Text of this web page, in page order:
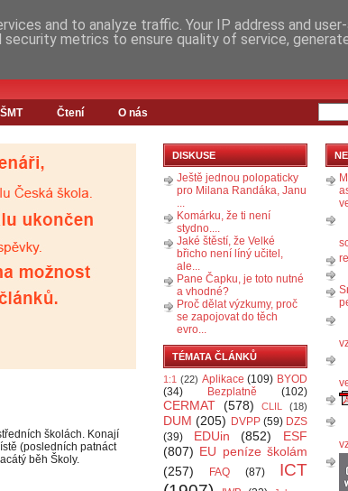
Čtení O nás
školách. Konají
(posledních patnáct
běh Školy.
DISKUSE
Ještě jednou polopaticky
pro Milana Randáka, Janu
...
Komárku, že ti není
stydno....
Jaké štěstí, že Velké
břicho není líný učitel,
ale...
Pane Čapku, je toto nutné
a vhodné?
Proč dělat výzkumy, proč
se zapojovat do těch
evro...
TÉMATA ČLÁNKŮ
1:1 (22) Aplikace (109) BYOD
(34)
Bezplatně (102)
CERMAT (578) CLIL (18)
DUM (205) DVPP (59) DZS
(39)
EDUin (852)
ESF
(807) EU peníze školám
(257)
FAQ (87)
ICT
and to analyze traffic. Your IP address and
metrics to ensure quality of service,